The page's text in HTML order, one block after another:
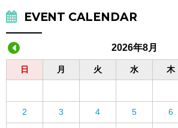
EVENT CALENDAR
2026年8月
日 月 火 水 木
2 3 4 5 6